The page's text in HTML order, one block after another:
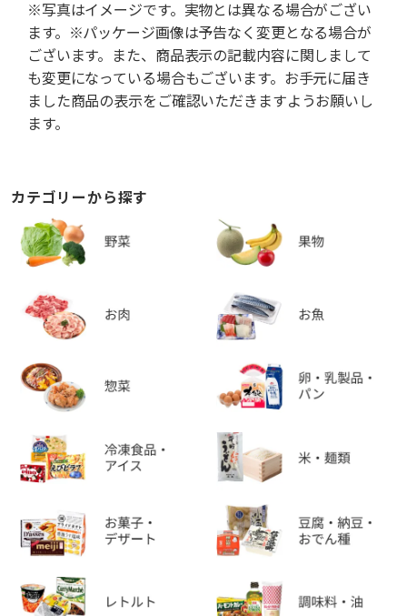
※写真はイメージです。実物とは異なる場合がござい
ます。※パッケージ画像は予告なく変更となる場合が
ございます。また、商品表示の記載内容に関しまして
も変更になっている場合もございます。お手元に届き
ました商品の表示をご確認いただきますようお願いし
ます。
カテゴリーから探す